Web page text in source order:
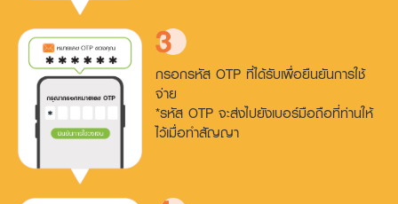
กรอกรหัส OTP ที่ได้รับเพื่อยืนยันการใช้
จ่าย
*รหัส OTP จะส่งไปยังเบอร์มือถือที่ท่านให้
ไว้เมื่อทำสัญญา